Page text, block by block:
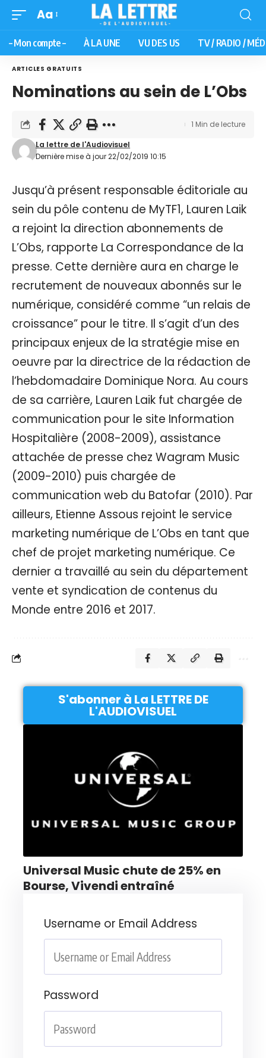
Aa
– Mon compte – À LA UNE VU DES US TV / RADIO /
ARTICLES GRATUITS
Nominations au sein de L’Obs
Dernière mise à jour 22/02/2019 10:15
La lettre de l'Audiovisuel
1 Min de lecture
Jusqu’à présent responsable éditoriale au
sein du pôle contenu de MyTF1, Lauren Laik
a rejoint la direction abonnements de
L’Obs, rapporte La Correspondance de la
presse. Cette dernière aura en charge le
recrutement de nouveaux abonnés sur le
numérique, considéré comme “un relais de
croissance” pour le titre. Il s’agit d’un des
principaux enjeux de la stratégie mise en
oeuvre par la directrice de la rédaction de
l’hebdomadaire Dominique Nora. Au cours
de sa carrière, Lauren Laik fut chargée de
communication pour le site Information
Hospitalière (2008-2009), assistance
attachée de presse chez Wagram Music
(2009-2010) puis chargée de
communication web du Batofar (2010). Par
ailleurs, Etienne Assous rejoint le service
marketing numérique de L’Obs en tant que
chef de projet marketing numérique. Ce
dernier a travaillé au sein du département
vente et syndication de contenus du
Monde entre 2016 et 2017.
S'abonner à La LETTRE DE
L'AUDIOVISUEL
Universal Music chute de 25% en
Bourse, Vivendi entraîné
Username or Email Address
Password